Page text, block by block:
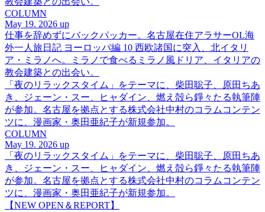
COLUMN
May 19. 2026 up
仕事を辞めずにバックパッカー。名古屋在住アラサーOL海
外一人旅日記 ヨーロッパ編 10 西欧諸国に突入、北イタリ
ア・ミラノへ。ミラノで食べるミラノ風ドリア、イタリアの
教会建築との出会い。
「夜のリラックスタイム」をテーマに、柴田聡子、原田ちあ
き、ジェーン・スー、ヒャダイン、燃え殻ら錚々たる執筆陣
が参加。名古屋を拠点とする株式会社中村のコラムコンテン
ツに、漫画家・奥田亜紀子が新規参加。
COLUMN
May 19. 2026 up
「夜のリラックスタイム」をテーマに、柴田聡子、原田ちあ
き、ジェーン・スー、ヒャダイン、燃え殻ら錚々たる執筆陣
が参加。名古屋を拠点とする株式会社中村のコラムコンテン
ツに、漫画家・奥田亜紀子が新規参加。
【NEW OPEN＆REPORT】